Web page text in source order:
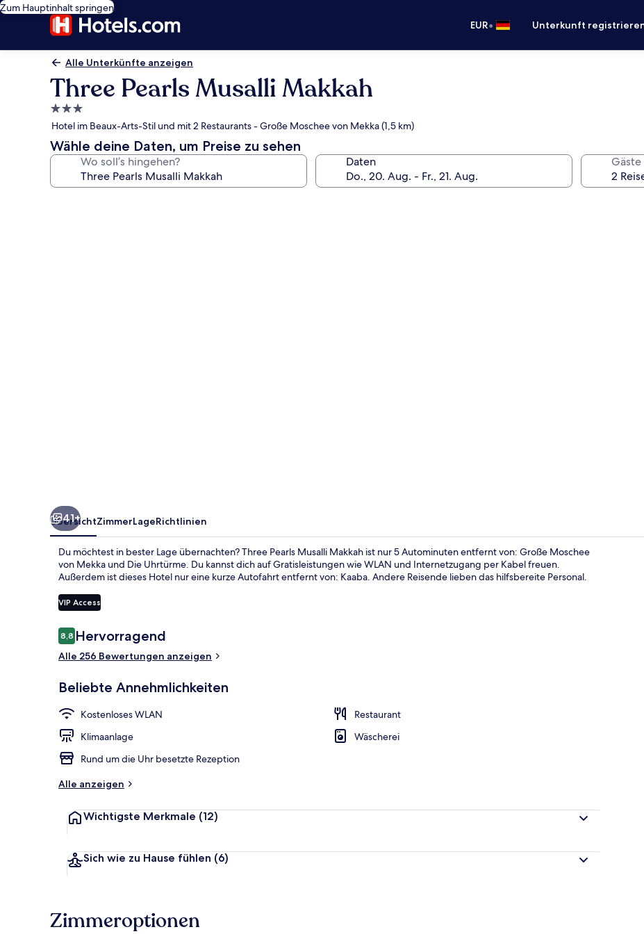
Zum Hauptinhalt springen
EUR• Unterkunft
Alle Unterkünfte anzeigen
Three Pearls Musalli Makkah
3.0-
Sterne-
Unterkunft
Hotel im Beaux-Arts-Stil und mit 2 Restaurants - Große Moschee von Mekka (1,5 km)
Wähle deine Daten, um Preise zu sehen
Wo soll’s hingehen? Daten Gäste
41+
ÜbersichtZimmerLageRichtlinien
Du möchtest in bester Lage übernachten? Three Pearls Musalli Makkah ist nur 5 Autominuten entfernt von: Große Moschee
von Mekka und Die Uhrtürme. Du kannst dich auf Gratisleistungen wie WLAN und Internetzugang per Kabel freuen.
Außerdem ist dieses Hotel nur eine kurze Autofahrt entfernt von: Kaaba. Andere Reisende lieben das hilfsbereite Personal.
VIP Access
Bewertungen
8,88,8 von 10.
Hervorragend
Alle 256 Bewertungen anzeigen
Beliebte Annehmlichkeiten
Kostenloses WLAN
Restaurant
Klimaanlage
Wäscherei
Rund um die Uhr besetzte Rezeption
Alle anzeigen
Wichtigste Merkmale (12)
Sich wie zu Hause fühlen (6)
Zimmeroptionen